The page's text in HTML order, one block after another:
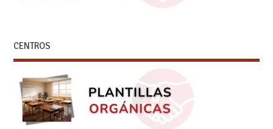
CENTROS